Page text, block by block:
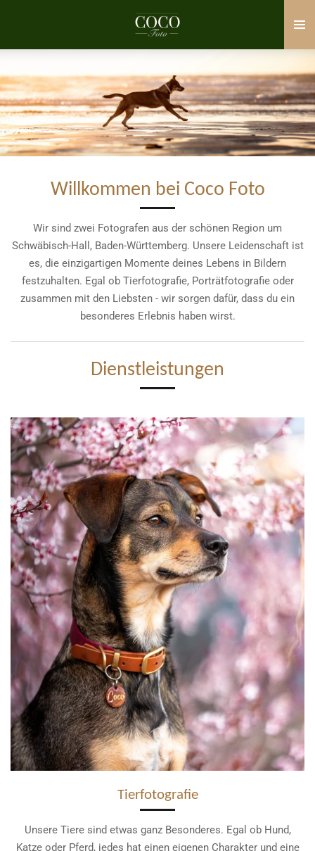
springen
Willkommen bei Coco Foto
Wir sind zwei Fotografen aus der schönen Region um
Schwäbisch-Hall, Baden-Württemberg. Unsere Leidenschaft ist
es, die einzigartigen Momente deines Lebens in Bildern
festzuhalten. Egal ob Tierfotografie, Porträtfotografie oder
zusammen mit den Liebsten - wir sorgen dafür, dass du ein
besonderes Erlebnis haben wirst.
Dienstleistungen
Tierfotografie
Unsere Tiere sind etwas ganz Besonderes. Egal ob Hund,
Katze oder Pferd, jedes hat einen eigenen Charakter und eine